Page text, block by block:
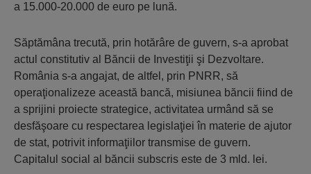
a 15.000-20.000 de euro pe lună.
Săptămâna trecută, prin hotărâre de guvern, s-a aprobat
actul constitutiv al Băncii de Investiţii şi Dezvoltare.
România s-a angajat, de altfel, prin PNRR, să
operaţionalizeze această bancă, misiunea băncii fiind de
a sprijini proiecte strategice, activitatea urmând să se
desfăşoare cu respectarea legislaţiei în materie de ajutor
de stat, potrivit informaţiilor transmise de guvern.
Capitalul social al băncii subscris este de 3 mld. lei.